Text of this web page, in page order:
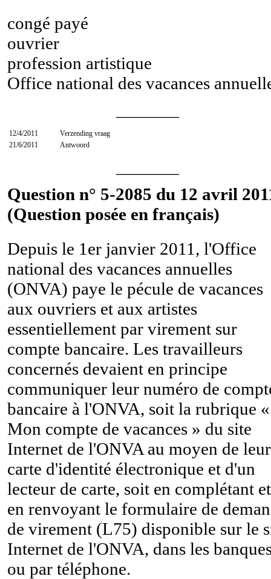
congé payé
ouvrier
profession artistique
Office national des vacances
12/4/2011
Verzending vraag
21/6/2011
Antwoord
Question n° 5-2085 du 12 avril
(Question posée en français)
Depuis le 1er janvier 2011, l'Office
national des vacances annuelles
(ONVA) paye le pécule de vacances
aux ouvriers et aux artistes
essentiellement par virement sur
compte bancaire. Les travailleurs
concernés devaient en principe
communiquer leur numéro de
bancaire à l'ONVA, soit la rubrique «
Mon compte de vacances » du site
Internet de l'ONVA au moyen de leur
carte d'identité électronique et d'un
lecteur de carte, soit en complétant et
en renvoyant le formulaire de
de virement (L75) disponible sur le
Internet de l'ONVA, dans les
ou par téléphone.